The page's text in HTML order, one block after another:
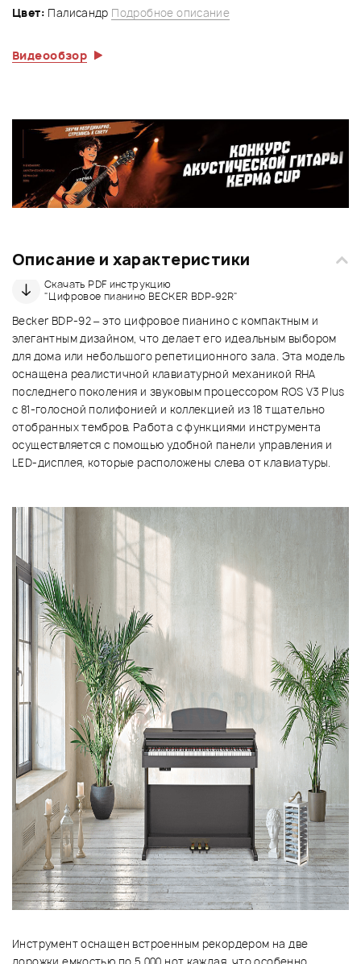
Цвет: Палисандр Подробное описание
Видеообзор
Описание и характеристики
Скачать PDF инструкцию
"Цифровое пианино BECKER BDP-92R"
Becker BDP-92 – это цифровое пианино с компактным и
элегантным дизайном, что делает его идеальным выбором
для дома или небольшого репетиционного зала. Эта модель
оснащена реалистичной клавиатурной механикой RHA
последнего поколения и звуковым процессором ROS V.3 Plus
с 81-голосной полифонией и коллекцией из 18 тщательно
отобранных тембров. Работа с функциями инструмента
осуществляется с помощью удобной панели управления и
LED-дисплея, которые расположены слева от клавиатуры.
Инструмент оснащен встроенным рекордером на две